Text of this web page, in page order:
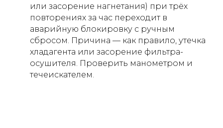
или засорение нагнетания) при трёх
повторениях за час переходит в
аварийную блокировку с ручным
сбросом. Причина — как правило, утечка
хладагента или засорение фильтра-
осушителя. Проверить манометром и
течеискателем.